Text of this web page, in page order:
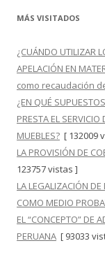
MÁS VISITADOS
¿CUÁNDO UTILIZAR
APELACIÓN EN
como recaudación
¿EN QUÉ
PRESTA EL
MUEBLES? [ 132009
LA PROVISIÓN DE
123757 vistas ]
LA LEGALIZACIÓN
COMO MEDIO
EL “CONCEPTO” DE
PERUANA [ 93033